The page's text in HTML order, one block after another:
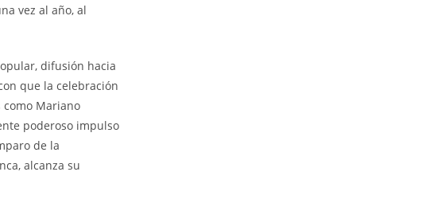
vez al año, al
difusión hacia
que la celebración
Mariano
poderoso impulso
de la
alcanza su